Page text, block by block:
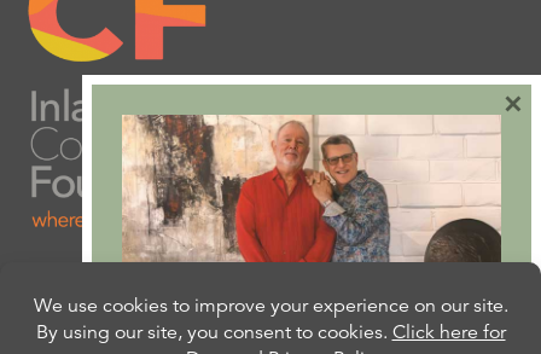
Are you ready to plan
×